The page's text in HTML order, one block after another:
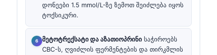
დონეები 1.5 mmol/L-ზე ზემოთ შეიძლება იყოს
ტოქსიკური.
მეტოტრექსატი და აზათიოპრინი საჭიროებს
CBC-ს, ღვიძლის ფერმენტების და თირკმლის